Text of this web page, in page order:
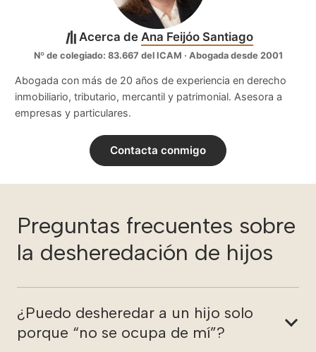
Acerca de Ana Feijóo Santiago
Nº de colegiado: 83.667 del ICAM · Abogada desde 2001
Abogada con más de 20 años de experiencia en derecho
inmobiliario, tributario, mercantil y patrimonial. Asesora a
empresas y particulares.
Contacta conmigo
Preguntas frecuentes sobre
la desheredación de hijos
¿Puedo desheredar a un hijo solo
porque “no se ocupa de mí”?